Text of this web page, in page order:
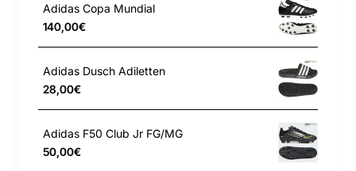
STRIKEFRAME Technologie
Farbe: Lucid Red / Core Black / Cloud White
Adidas Copa Mundial
140,00€
Adidas Dusch Adiletten
28,00€
Adidas F50 Club Jr FG/MG
50,00€